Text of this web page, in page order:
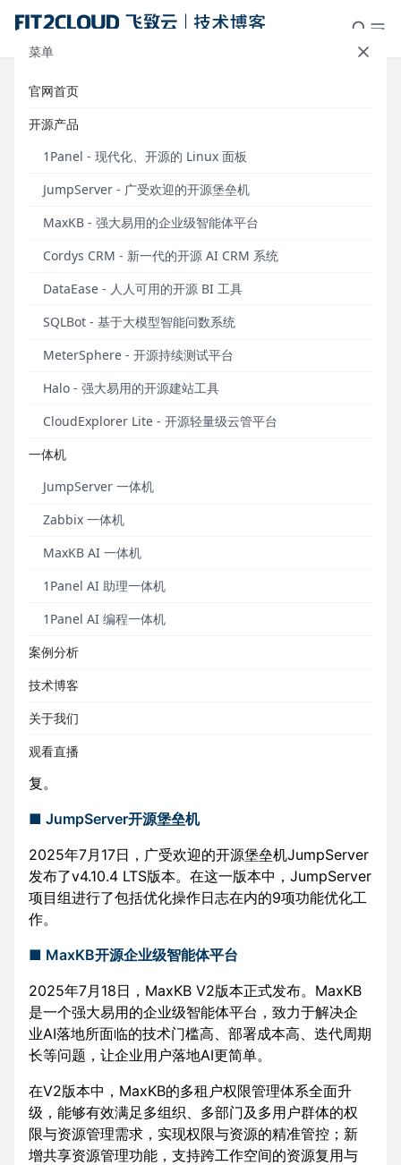
菜单
官网首页
开源产品
1Panel - 现代化、开源的 Linux 面板
JumpServer - 广受欢迎的开源堡垒机
MaxKB - 强大易用的企业级智能体平台
Cordys CRM - 新一代的开源 AI CRM 系统
DataEase - 人人可用的开源 BI 工具
SQLBot - 基于大模型智能问数系统
MeterSphere - 开源持续测试平台
Halo - 强大易用的开源建站工具
CloudExplorer Lite - 开源轻量级云管平台
一体机
JumpServer 一体机
Zabbix 一体机
MaxKB AI 一体机
1Panel AI 助理一体机
1Panel AI 编程一体机
案例分析
技术博客
关于我们
观看直播
飞致云开源社区月度动态报告
（2025年7月）
月度为单位发布《飞致云开源社区月度动态报告》，
旨在向广大社区用户同步飞致云旗下系列开源软件的
营成果等相关信息。
飞致云开源运营数据概览（2025年7月）
2025年7月飞致云开源软件运营数据概览（统计时间
为2025.7.1～2025.7.31）
■ MeterSphere开源持续测试工具
2025年7月14日，MeterSphere开源持续测试工具发
源项目组对排序字段存在SQL注入风险的缺陷进行了修
复。
■ JumpServer开源堡垒机
2025年7月17日，广受欢迎的开源堡垒机JumpServer
发布了v4.10.4 LTS版本。在这一版本中，JumpServer
项目组进行了包括优化操作日志在内的9项功能优化工
作。
■ MaxKB开源企业级智能体平台
2025年7月18日，MaxKB V2版本正式发布。MaxKB
是一个强大易用的企业级智能体平台，致力于解决企
业AI落地所面临的技术门槛高、部署成本高、迭代周期
长等问题，让企业用户落地AI更简单。
在V2版本中，MaxKB的多租户权限管理体系全面升
级，能够有效满足多组织、多部门及多用户群体的权
限与资源管理需求，实现权限与资源的精准管控；新
增共享资源管理功能，支持跨工作空间的资源复用与